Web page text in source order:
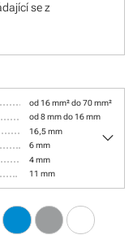
se z
od 16 mm² do 70 mm²
od 8 mm do 16 mm
16,5 mm
6 mm
4 mm
11 mm
keyboard_arrow_down